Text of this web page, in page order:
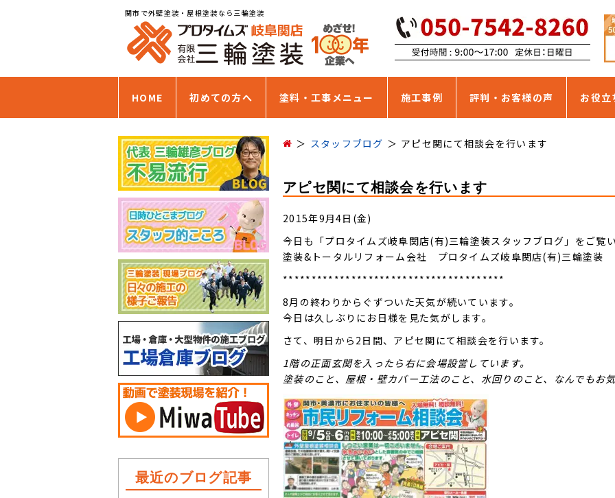
関市で外壁塗装・屋根塗装なら三輪塗装
HOME 初めての方へ 塗料・工事メニュー 施工事例 評判・お客様の声 お役立
スタッフブログ アピセ関にて相談会を行います
アピセ関にて相談会を行います
2015年9月4日(金)
今日も「プロタイムズ岐阜関店(有)三輪塗装スタッフブログ」をご覧
塗装&トータルリフォーム会社 プロタイムズ岐阜関店(有)三輪塗装
***************************************
8月の終わりからぐずついた天気が続いています。
今日は久しぶりにお日様を見た気がします。
さて、明日から2日間、アピセ関にて相談会を行います。
1階の正面玄関を入ったら右に会場設営しています。
塗装のこと、屋根・壁カバー工法のこと、水回りのこと、なんでもお
最近のブログ記事